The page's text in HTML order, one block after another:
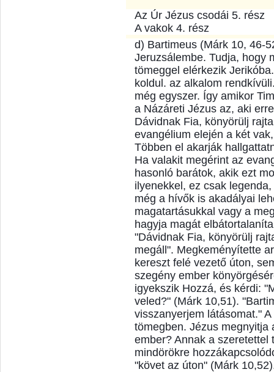
Az Úr Jézus csodái 5. rész
A vakok 4. rész
d) Bartimeus (Márk 10, 46-
Jeruzsálembe. Tudja, hogy
tömeggel elérkezik
koldul. az alkalom
még egyszer. Így amikor
a Názáreti Jézus az, aki
Dávidnak Fia, könyörülj
evangélium elején a két
Többen el akarják
Ha valakit megérint az
hasonló barátok, akik ezt
ilyenekkel, ez csak
még a hívők is akadályai
magatartásukkal vagy a
hagyja magát
"Dávidnak Fia, könyörülj
megáll". Megkeményítette
kereszt felé vezető úton,
szegény ember
igyekszik Hozzá, és kérdi:
veled?" (Márk 10,51).
visszanyerjem látásomat."
tömegben. Jézus megnyitja
ember? Annak a
mindörökre
"követ az úton" (Márk